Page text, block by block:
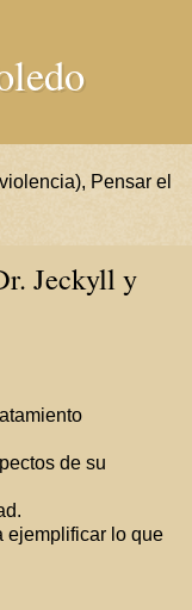
Pensar el
Jeckyll y
de su
ejemplificar lo que